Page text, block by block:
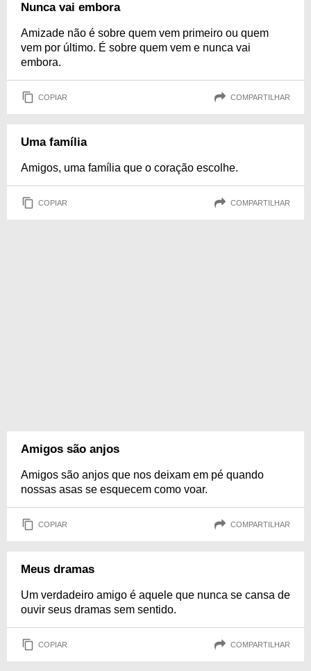
Nunca vai embora
Amizade não é sobre quem vem primeiro ou quem
vem por último. É sobre quem vem e nunca vai
embora.
COPIAR COMPARTILHAR
Uma família
Amigos, uma família que o coração escolhe.
COPIAR COMPARTILHAR
Amigos são anjos
Amigos são anjos que nos deixam em pé quando
nossas asas se esquecem como voar.
COPIAR COMPARTILHAR
Meus dramas
Um verdadeiro amigo é aquele que nunca se cansa de
ouvir seus dramas sem sentido.
COPIAR COMPARTILHAR